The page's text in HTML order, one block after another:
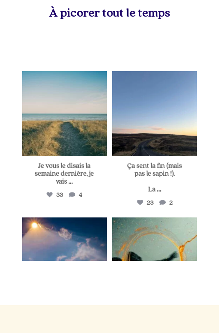
À picorer tout le temps
Je vous le disais la
semaine dernière, je
vais ...
33 4
Ça sent la fin (mais
pas le sapin !).
La ...
23 2
lapetitevoixlepodcast
Juin 25
lapetitevoixlepodcast
Juin 21